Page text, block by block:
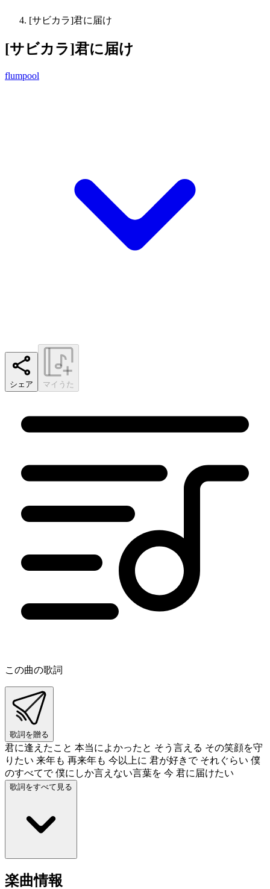
[サビカラ]君に届け
[サビカラ]君に届け
flumpool
シェア マイうた
この曲の歌詞
歌詞を贈る
君に逢えたこと 本当によかったと そう言える その笑顔を守
りたい 来年も 再来年も 今以上に 君が好きで それぐらい 僕
のすべてで 僕にしか言えない言葉を 今 君に届けたい
歌詞をすべて見る
楽曲情報